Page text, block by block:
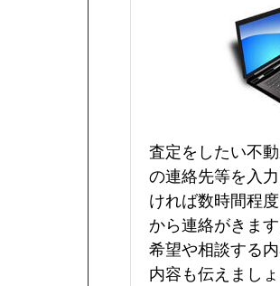
査定をしたい不
の連絡先等を入
ければ数時間程
から連絡がきます
希望や相談する
内容も伝えましょ